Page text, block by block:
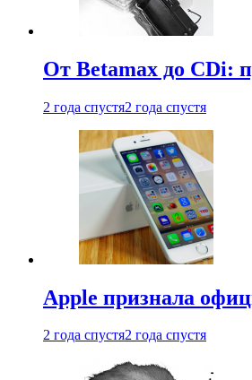
От Betamax до CDi:
2 года спустя2 года спустя
Apple признала
2 года спустя2 года спустя